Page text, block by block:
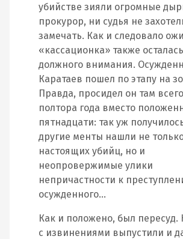
убийстве зияли огромные
прокурор, ни судья не
замечать. Как и следовало
«кассационка» также
должного внимания.
Каратаев пошел по этапу на
Правда, просидел он там
полтора года вместо
пятнадцати: так уж
другие менты нашли не
настоящих убийц, но и
неопровержимые улики
непричастности к
осужденного…
Как и положено, был пересуд.
с извинениями выпустили и